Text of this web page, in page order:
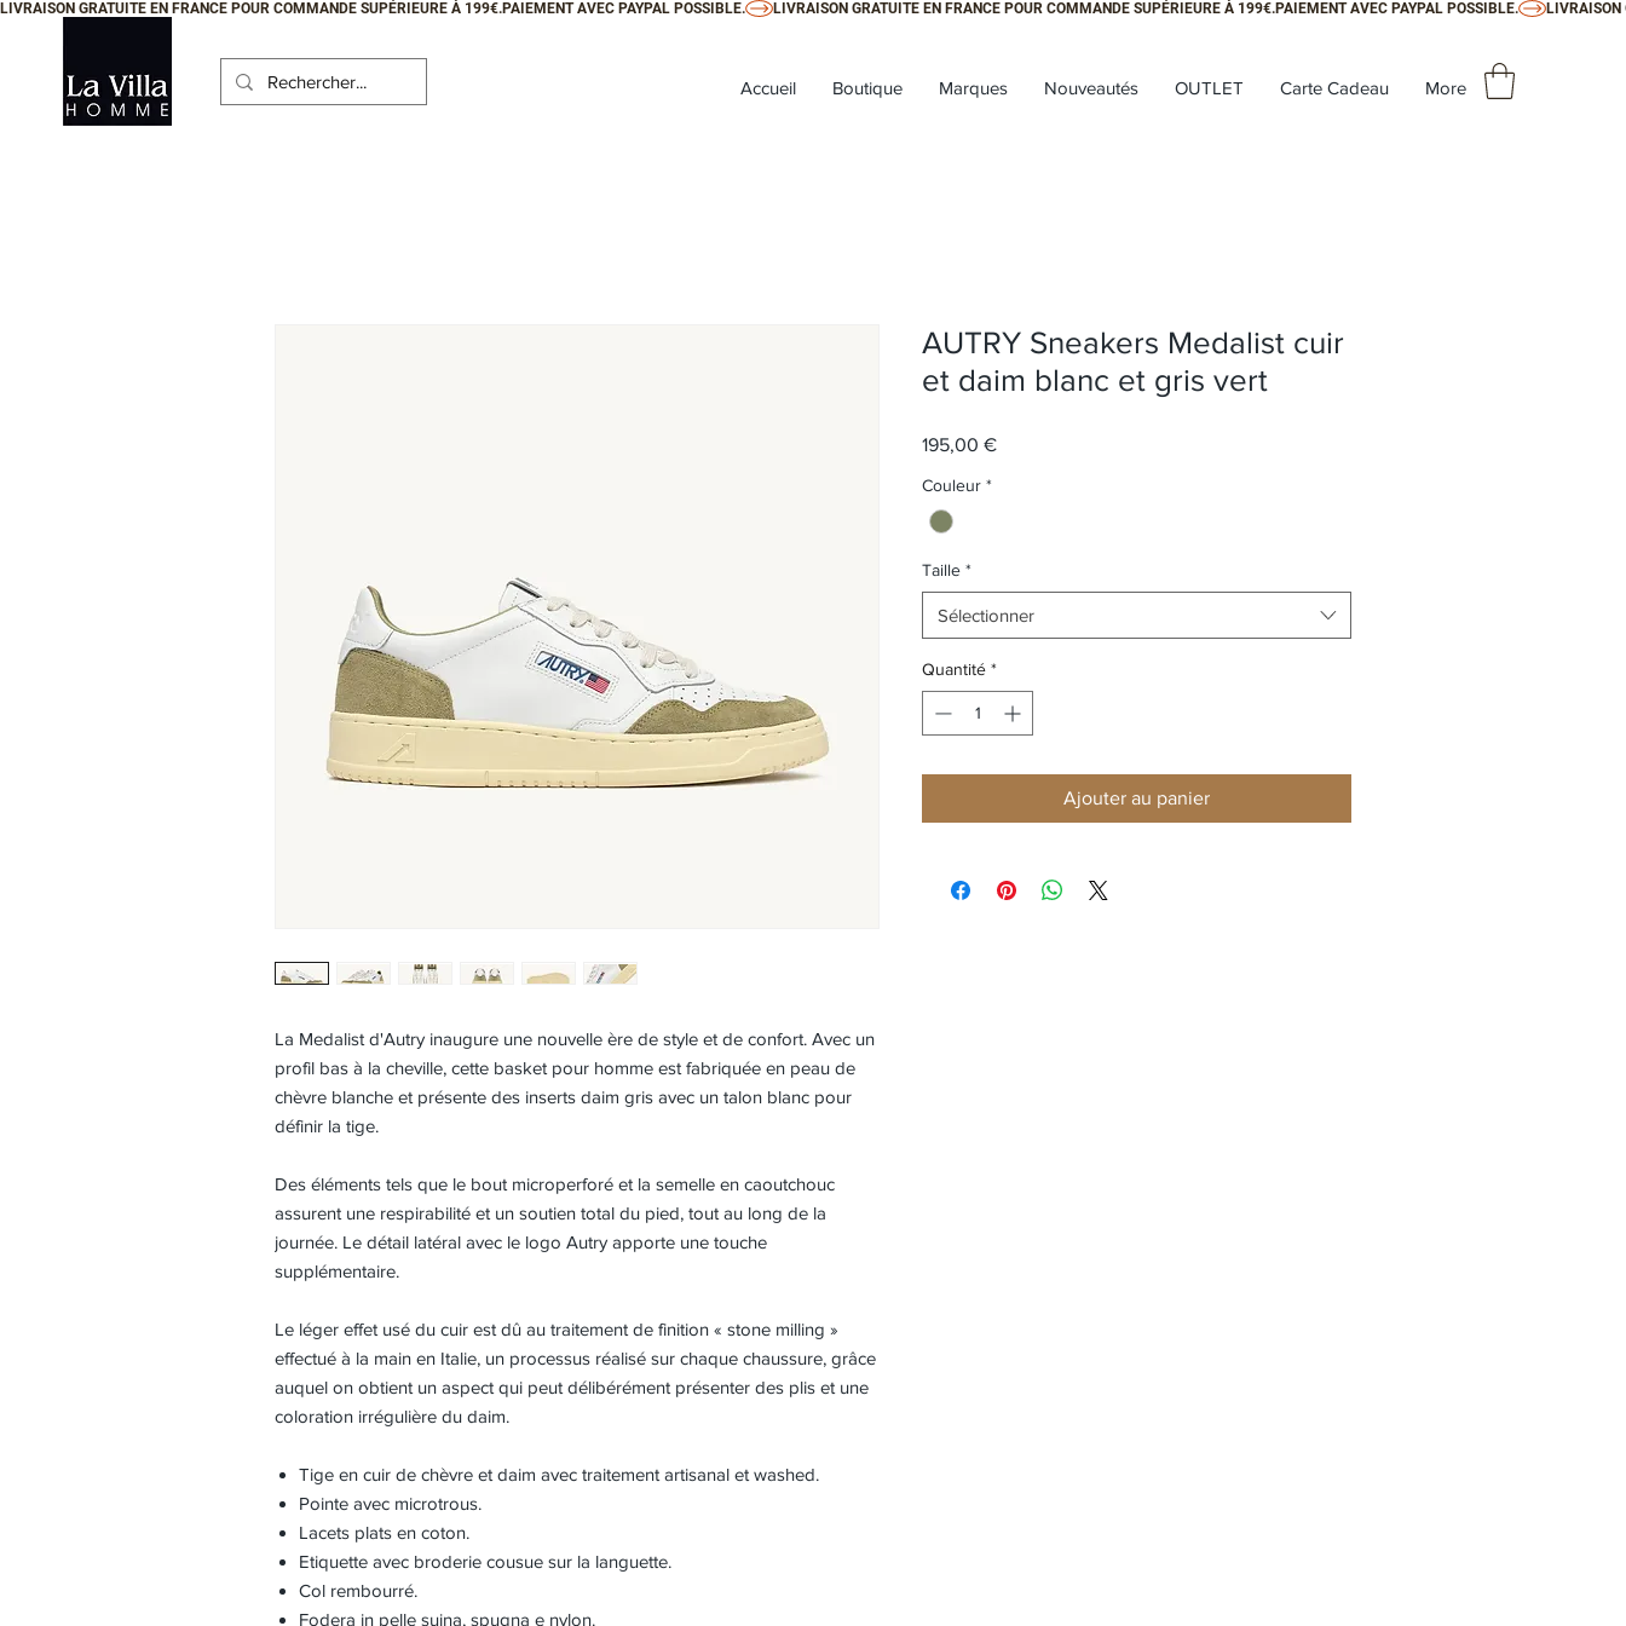
Accueil Boutique Marques Nouveautés OUTLET Carte Cadeau More
LIVRAISON GRATUITE EN FRANCE POUR COMMANDE SUPÉRIEURE À 199€.PAIEMENT AVEC PAYPAL POSSIBLE.
La Medalist d'Autry inaugure une nouvelle ère de style et de confort. Avec un
profil bas à la cheville, cette basket pour homme est fabriquée en peau de
chèvre blanche et présente des inserts daim gris avec un talon blanc pour
définir la tige.
Des éléments tels que le bout microperforé et la semelle en caoutchouc
assurent une respirabilité et un soutien total du pied, tout au long de la
journée. Le détail latéral avec le logo Autry apporte une touche
supplémentaire.
Le léger effet usé du cuir est dû au traitement de finition « stone milling »
effectué à la main en Italie, un processus réalisé sur chaque chaussure, grâce
auquel on obtient un aspect qui peut délibérément présenter des plis et une
coloration irrégulière du daim.
Tige en cuir de chèvre et daim avec traitement artisanal et washed.
Pointe avec microtrous.
Lacets plats en coton.
Etiquette avec broderie cousue sur la languette.
Col rembourré.
Fodera in pelle suina, spugna e nylon.
AUTRY Sneakers Medalist cuir
et daim blanc et gris vert
195,00 €Prix
Couleur *
Taille *
Sélectionner
Quantité *
Ajouter au panier